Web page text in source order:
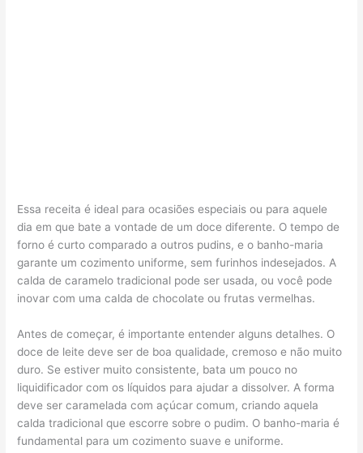
Essa receita é ideal para ocasiões especiais ou para aquele
dia em que bate a vontade de um doce diferente. O tempo de
forno é curto comparado a outros pudins, e o banho-maria
garante um cozimento uniforme, sem furinhos indesejados. A
calda de caramelo tradicional pode ser usada, ou você pode
inovar com uma calda de chocolate ou frutas vermelhas.
Antes de começar, é importante entender alguns detalhes. O
doce de leite deve ser de boa qualidade, cremoso e não muito
duro. Se estiver muito consistente, bata um pouco no
liquidificador com os líquidos para ajudar a dissolver. A forma
deve ser caramelada com açúcar comum, criando aquela
calda tradicional que escorre sobre o pudim. O banho-maria é
fundamental para um cozimento suave e uniforme.